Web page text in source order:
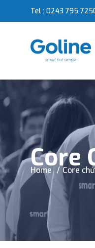
Tel : 0243 795
Core
Home Core